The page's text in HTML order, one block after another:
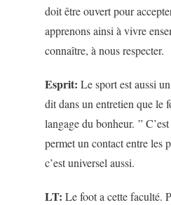
doit être ouvert pour
apprenons ainsi à vivre
connaître, à nous respecter.
Esprit: Le sport est aussi
dit dans un entretien que le
langage du bonheur. ”
permet un contact entre les
c’est universel aussi.
LT: Le foot a cette faculté.